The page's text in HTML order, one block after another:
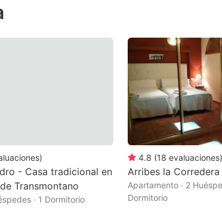
)
- Casa tradicional en
Transmontano
· 1 Dormitorio
4.8 (18 evaluaciones)
Arribes la Corredera
Apartamento · 2
Dormitorio